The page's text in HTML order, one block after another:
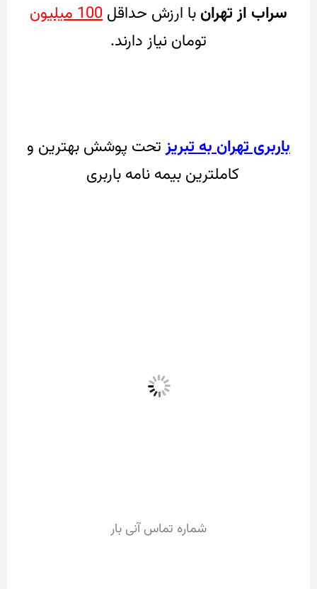
سراب از تهران با ارزش حداقل 100 میلیون
تومان نیاز دارند.
باربری تهران به تبریزتحت پوشش بهترین و
کاملترین بیمه نامه باربری
شماره تماس آنی بار